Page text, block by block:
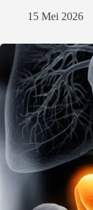
15 Mei 2026